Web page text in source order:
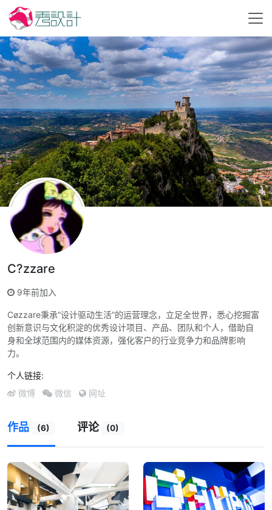
C?zzare
9年前加入
Cøzzare秉承“设计驱动生活”的运营理念，立足全世界，悉心挖掘富
创新意识与文化积淀的优秀设计项目、产品、团队和个人，借助自
身和全球范围内的媒体资源，强化客户的行业竞争力和品牌影响
力。
个人链接:
微博 微信 网址
作品 (6) 评论 (0)